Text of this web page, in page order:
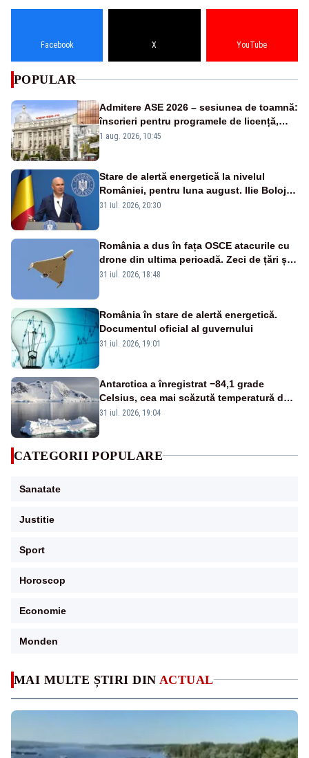
MAI MULTE ȘTIRI DIN ACTUAL
Facebook X YouTube
POPULAR
Admitere ASE 2026 – sesiunea de toamnă:
înscrieri pentru programele de licență,
masterat și doctorat
1 aug. 2026, 10:45
Stare de alertă energetică la nivelul
României, pentru luna august. Ilie Bolojan
a anunțat importuri și posibile restricții –
31 iul. 2026, 20:30
România a dus în fața OSCE atacurile cu
drone din ultima perioadă. Zeci de țări și-
au exprimat sprijinul
31 iul. 2026, 18:48
România în stare de alertă energetică.
Documentul oficial al guvernului
31 iul. 2026, 19:01
Antarctica a înregistrat −84,1 grade
Celsius, cea mai scăzută temperatură de
pe Terra din 2012
31 iul. 2026, 19:04
CATEGORII POPULARE
Sanatate
Justitie
Sport
Horoscop
Economie
Monden